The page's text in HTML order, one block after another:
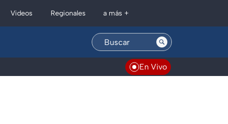
Videos Regionales a más +
En Vivo